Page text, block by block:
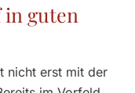
guten
nicht erst mit der